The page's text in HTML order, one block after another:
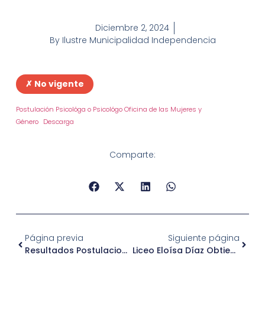
Diciembre 2, 2024
ByIlustre Municipalidad Independencia
✗ No vigente
Postulación Psicológa o Psicológo Oficina de las Mujeres y
Género Descarga
Comparte:
Página previa
Resultados Postulaciones Feria Navideña 2024
Siguiente página
Liceo Eloísa Díaz Obtiene 1° Lugar En Concurso Nacional De Coros Escolares